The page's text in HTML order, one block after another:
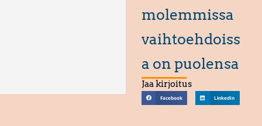
molemmissa
vaihtoehdoiss
a on puolensa
Jaa kirjoitus
Facebook LinkedIn